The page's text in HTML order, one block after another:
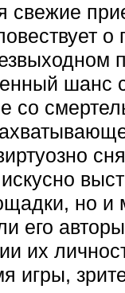
свежие
шанс
со
но
его
их
игры,